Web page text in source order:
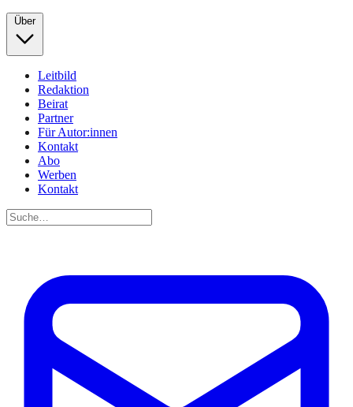
Über
Leitbild
Redaktion
Beirat
Partner
Für Autor:innen
Kontakt
Abo
Werben
Kontakt